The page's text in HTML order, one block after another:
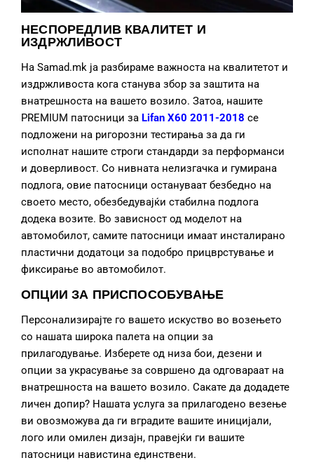
НЕСПОРЕДЛИВ КВАЛИТЕТ И
ИЗДРЖЛИВОСТ
На Samad.mk ја разбираме важноста на квалитетот и
издржливоста кога станува збор за заштита на
внатрешноста на вашето возило. Затоа, нашите
PREMIUM патосници за Lifan X60 2011-2018 се
подложени на ригорозни тестирања за да ги
исполнат нашите строги стандарди за перформанси
и доверливост. Со нивната нелизгачка и гумирана
подлога, овие патосници остануваат безбедно на
своето место, обезбедувајќи стабилна подлога
додека возите. Во зависност од моделот на
автомобилот, самите патосници имаат инсталирано
пластични додатоци за подобро прицврстување и
фиксирање во автомобилот.
ОПЦИИ ЗА ПРИСПОСОБУВАЊЕ
Персонализирајте го вашето искуство во возењето
со нашата широка палета на опции за
прилагодување. Изберете од низа бои, дезени и
опции за украсување за совршено да одговараат на
внатрешноста на вашето возило. Сакате да додадете
личен допир? Нашата услуга за прилагодено везење
ви овозможува да ги вградите вашите иницијали,
лого или омилен дизајн, правејќи ги вашите
патосници навистина единствени.